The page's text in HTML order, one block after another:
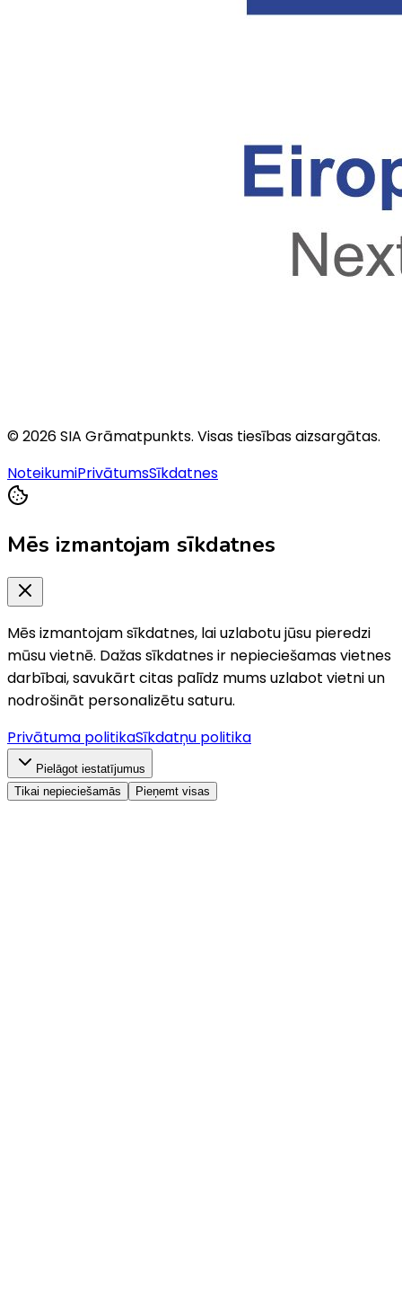
©2026SIA Grāmatpunkts. Visas tiesības aizsargātas.
NoteikumiPrivātumsSīkdatnes
Mēs izmantojam sīkdatnes
Mēs izmantojam sīkdatnes, lai uzlabotu jūsu pieredzi
mūsu vietnē. Dažas sīkdatnes ir nepieciešamas vietnes
darbībai, savukārt citas palīdz mums uzlabot vietni un
nodrošināt personalizētu saturu.
Privātuma politikaSīkdatņu politika
Pielāgot iestatījumus
Tikai nepieciešamās
Pieņemt visas